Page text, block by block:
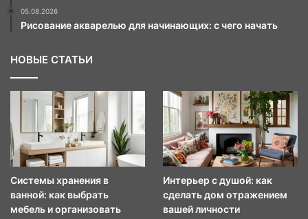
05.08.2026
Рисование акварелью для начинающих: с чего начать
НОВЫЕ СТАТЬИ
Системы хранения в
ванной: как выбрать
мебель и организовать
Интерьер с душой: как
сделать дом отражением
вашей личности